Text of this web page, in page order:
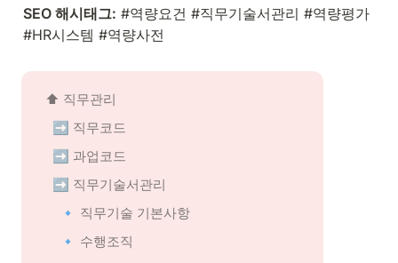
SEO 해시태그: #역량요건 #직무기술서관리 #역량평가
#HR시스템 #역량사전
⬆️ 직무관리
➡️ 직무코드
➡️ 과업코드
➡️ 직무기술서관리
🔹 직무기술 기본사항
🔹 수행조직